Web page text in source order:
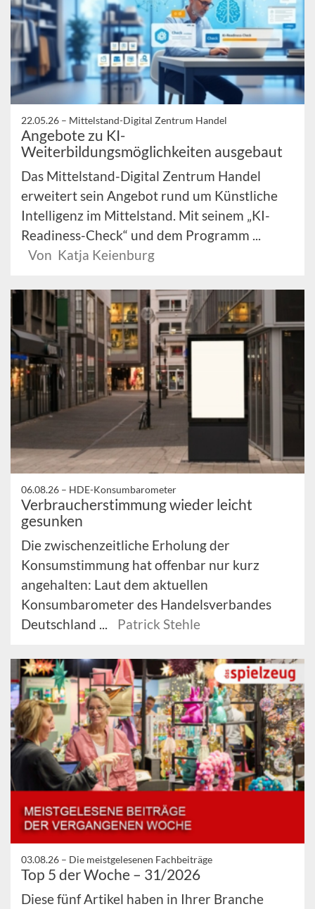
22.05.26 – Mittelstand-Digital Zentrum Handel
Angebote zu KI-
Weiterbildungsmöglichkeiten ausgebaut
Das Mittelstand-Digital Zentrum Handel
erweitert sein Angebot rund um Künstliche
Intelligenz im Mittelstand. Mit seinem „KI-
Readiness-Check“ und dem Programm ...
Von Katja Keienburg
06.08.26 – HDE-Konsumbarometer
Verbraucherstimmung wieder leicht
gesunken
Die zwischenzeitliche Erholung der
Konsumstimmung hat offenbar nur kurz
angehalten: Laut dem aktuellen
Konsumbarometer des Handelsverbandes
Deutschland ...
Patrick Stehle
03.08.26 – Die meistgelesenen Fachbeiträge
Top 5 der Woche – 31/2026
Diese fünf Artikel haben in Ihrer Branche